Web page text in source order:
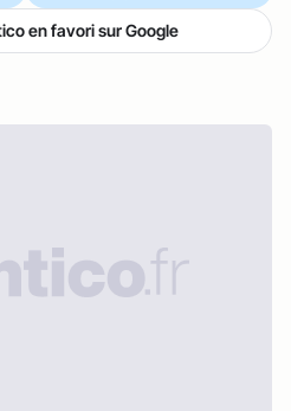
en favori sur Google